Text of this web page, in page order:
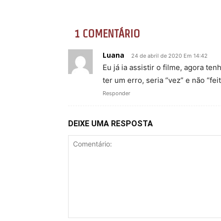
1 COMENTÁRIO
Luana 24 de abril de 2020 Em 14:42
Eu já ia assistir o filme, agora
ter um erro, seria “vez” e não
Responder
DEIXE UMA RESPOSTA